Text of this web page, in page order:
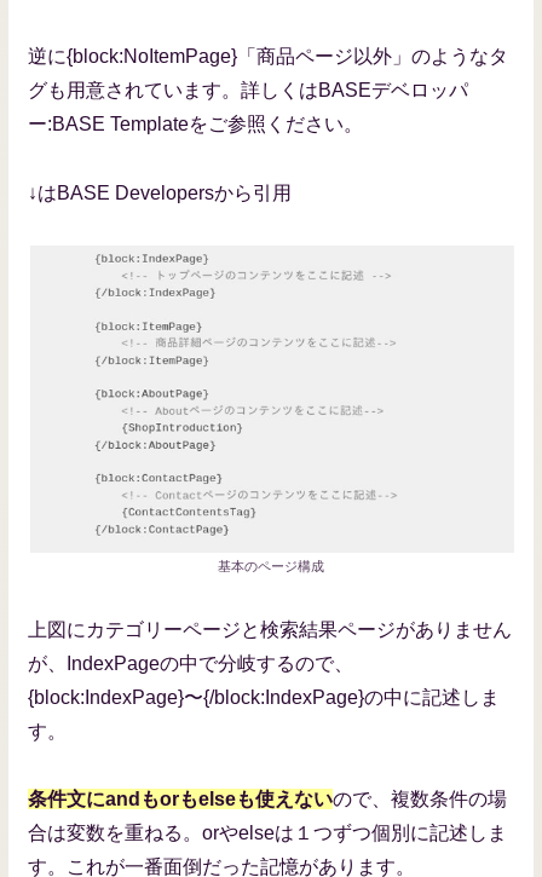
逆に{block:NoItemPage}「商品ページ以外」のようなタ
グも用意されています。詳しくはBASEデベロッパ
ー:BASE Templateをご参照ください。
↓はBASE Developersから引用
基本のページ構成
上図にカテゴリーページと検索結果ページがありません
が、IndexPageの中で分岐するので、
{block:IndexPage}〜{/block:IndexPage}の中に記述しま
す。
条件文にandもorもelseも使えないので、複数条件の場
合は変数を重ねる。orやelseは１つずつ個別に記述しま
す。これが一番面倒だった記憶があります。